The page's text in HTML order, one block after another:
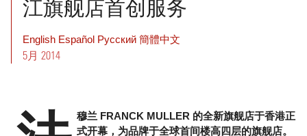
江旗舰店首创服务
English Español Pусский 簡體中文
5月 2014
穆兰 FRANCK MULLER 的全新旗舰店于香港正
式开幕，为品牌于全球首间楼高四层的旗舰店。